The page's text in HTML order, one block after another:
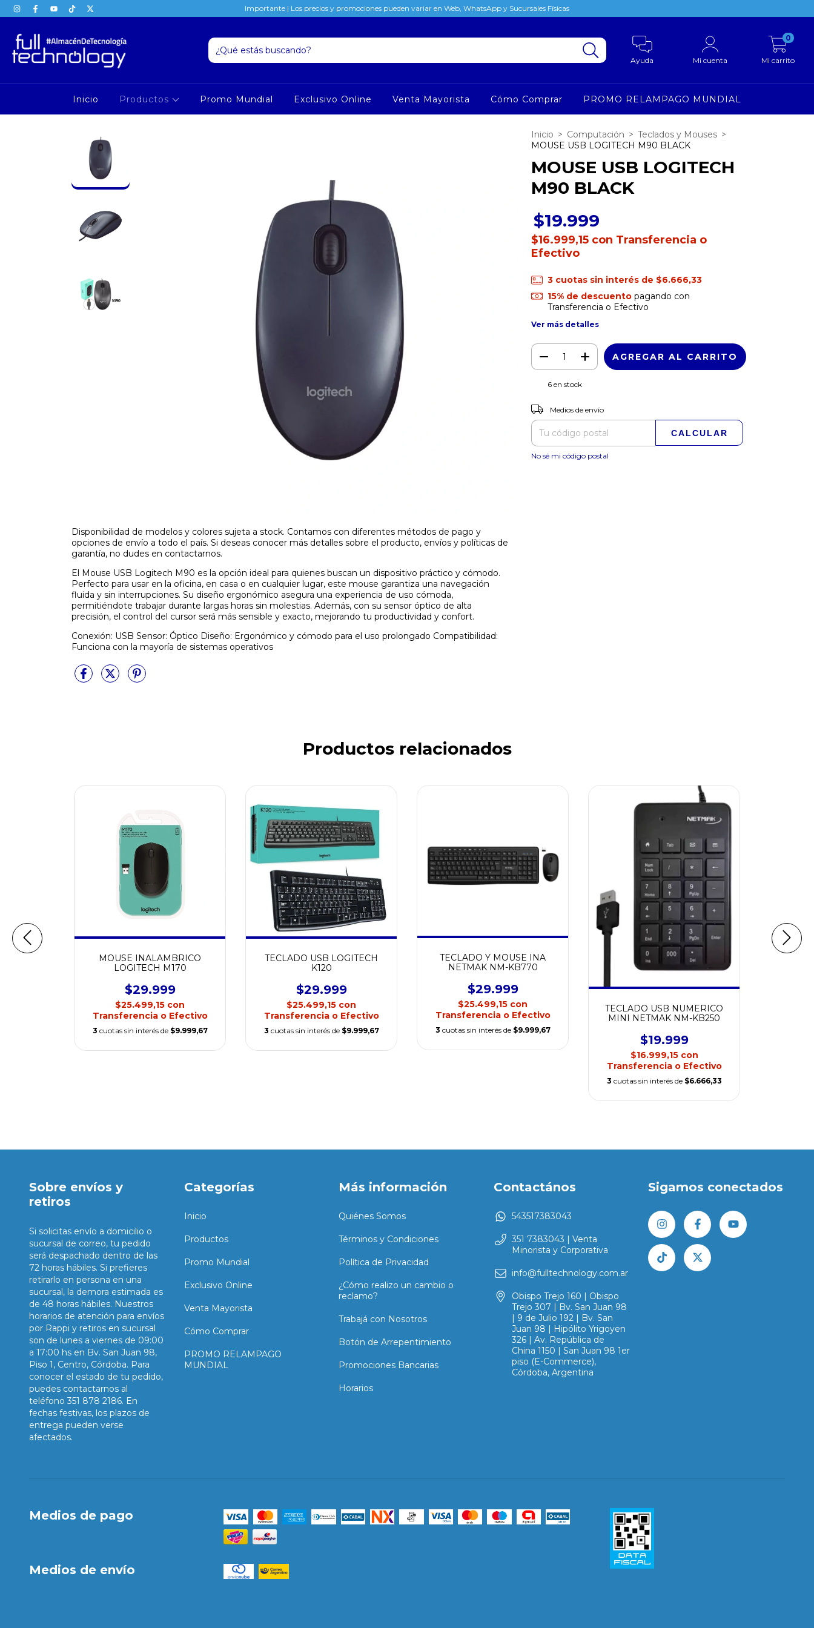
Importante | Los precios y promociones pueden variar en Web, WhatsApp y Sucursales Físicas
Ayuda Mi cuenta Mi carrito
0
Inicio Productos Promo Mundial Exclusivo Online Venta Mayorista Cómo Comprar PROMO RELAMPAGO MUNDIAL
Disponibilidad de modelos y colores sujeta a stock. Contamos con diferentes métodos de pago y
opciones de envío a todo el país. Si deseas conocer más detalles sobre el producto, envíos y políticas de
garantía, no dudes en contactarnos.
El Mouse USB Logitech M90 es la opción ideal para quienes buscan un dispositivo práctico y cómodo.
Perfecto para usar en la oficina, en casa o en cualquier lugar, este mouse garantiza una navegación
fluida y sin interrupciones. Su diseño ergonómico asegura una experiencia de uso cómoda,
permitiéndote trabajar durante largas horas sin molestias. Además, con su sensor óptico de alta
precisión, el control del cursor será más sensible y exacto, mejorando tu productividad y confort.
Conexión: USB Sensor: Óptico Diseño: Ergonómico y cómodo para el uso prolongado Compatibilidad:
Funciona con la mayoría de sistemas operativos
Inicio > Computación > Teclados y Mouses >
MOUSE USB LOGITECH M90 BLACK
MOUSE USB LOGITECH
M90 BLACK
$19.999
$16.999,15 con Transferencia o
Efectivo
3 cuotas sin interés de $6.666,33
15% de descuentopagando con
Transferencia o Efectivo
Ver más detalles
6en stock
Entregas para el CP:
Medios de envío
CALCULAR
No sé mi código postal
Productos relacionados
MOUSE INALAMBRICO
LOGITECH M170
$29.999
$25.499,15 con
Transferencia o Efectivo
3 cuotas sin interés de $9.999,67
TECLADO USB LOGITECH
K120
$29.999
$25.499,15 con
Transferencia o Efectivo
3 cuotas sin interés de $9.999,67
TECLADO Y MOUSE INA
NETMAK NM-KB770
$29.999
$25.499,15 con
Transferencia o Efectivo
3 cuotas sin interés de $9.999,67
TECLADO USB NUMERICO
MINI NETMAK NM-KB250
$19.999
$16.999,15 con
Transferencia o Efectivo
3 cuotas sin interés de $6.666,33
Sobre envíos y
retiros
Si solicitas envío a domicilio o
sucursal de correo, tu pedido
será despachado dentro de las
72 horas hábiles. Si prefieres
retirarlo en persona en una
sucursal, la demora estimada es
de 48 horas hábiles. Nuestros
horarios de atención para envíos
por Rappi y retiros en sucursal
son de lunes a viernes de 09:00
a 17:00 hs en Bv. San Juan 98,
Piso 1, Centro, Córdoba. Para
conocer el estado de tu pedido,
puedes contactarnos al
teléfono 351 878 2186. En
fechas festivas, los plazos de
entrega pueden verse
afectados.
Categorías
Inicio
Productos
Promo Mundial
Exclusivo Online
Venta Mayorista
Cómo Comprar
PROMO RELAMPAGO
MUNDIAL
Más información
Quiénes Somos
Términos y Condiciones
Política de Privacidad
¿Cómo realizo un cambio o
reclamo?
Trabajá con Nosotros
Botón de Arrepentimiento
Promociones Bancarias
Horarios
Contactános
543517383043
351 7383043 | Venta
Minorista y Corporativa
info@fulltechnology.com.ar
Obispo Trejo 160 | Obispo
Trejo 307 | Bv. San Juan 98
| 9 de Julio 192 | Bv. San
Juan 98 | Hipólito Yrigoyen
326 | Av. República de
China 1150 | San Juan 98 1er
piso (E-Commerce),
Córdoba, Argentina
Sigamos conectados
Medios de pago
Medios de envío